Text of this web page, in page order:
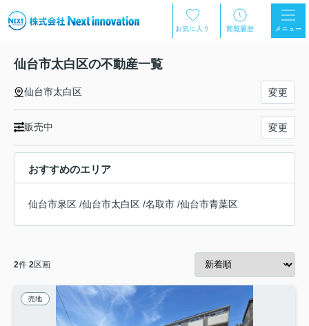
仙台市太白区の不動産一覧
仙台市太白区 変更
販売中 変更
おすすめのエリア
仙台市泉区 /仙台市太白区 /名取市 /仙台市青葉区
2件 2区画
売地